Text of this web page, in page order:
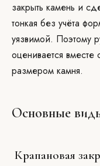
закрыть камень и
тонкая без учёта
уязвимой. Поэтому
оценивается
размером камня.
Основные
Крапановая